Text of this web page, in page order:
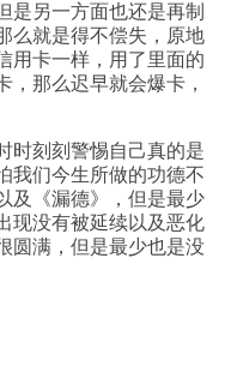
是另一方面也还是再制
么就是得不偿失，原地
用卡一样，用了里面的
，那么迟早就会爆卡，
时刻刻警惕自己真的是
我们今生所做的功德不
及《漏德》，但是最少
现没有被延续以及恶化
圆满，但是最少也是没